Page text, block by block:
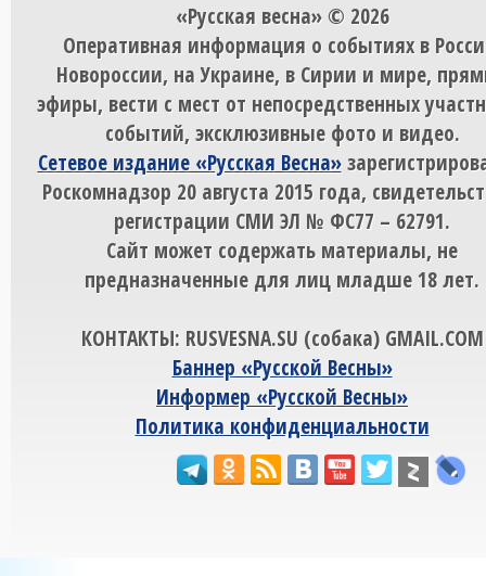
«Русская весна» © 2026
Оперативная информация о событиях в
Новороссии, на Украине, в Сирии и мире,
эфиры, вести с мест от непосредственных
событий, эксклюзивные фото и видео.
Сетевое издание «Русская Весна»
Роскомнадзор 20 августа 2015 года,
регистрации СМИ ЭЛ № ФС77 – 62791.
Сайт может содержать материалы, не
предназначенные для лиц младше 18 лет.
КОНТАКТЫ: RUSVESNA.SU (собака) GMAIL.COM
Баннер «Русской Весны»
Информер «Русской Весны»
Политика конфиденциальности